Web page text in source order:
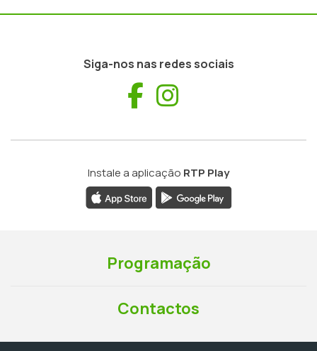
Siga-nos nas redes sociais
Facebook
Instale a aplicação RTP Play
Programação
Contactos